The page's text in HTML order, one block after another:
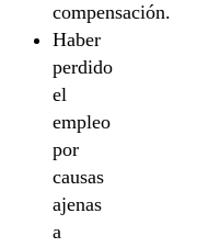
compensación.
Haber
perdido
el
empleo
por
causas
ajenas
a